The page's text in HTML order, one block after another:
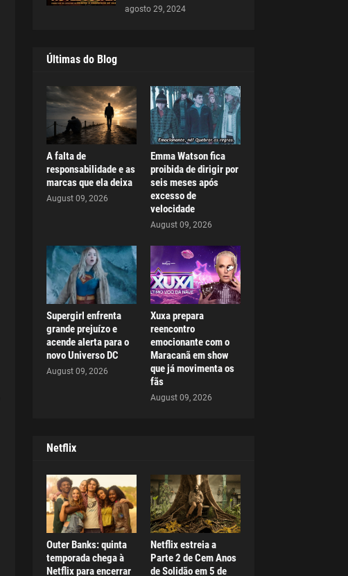
agosto 29, 2024
Últimas do Blog
A falta de
responsabilidade e as
marcas que ela deixa
August 09, 2026
Emma Watson fica
proibida de dirigir por
seis meses após
excesso de
velocidade
August 09, 2026
Supergirl enfrenta
grande prejuízo e
acende alerta para o
novo Universo DC
August 09, 2026
Xuxa prepara
reencontro
emocionante com o
Maracanã em show
que já movimenta os
fãs
August 09, 2026
Netflix
Outer Banks: quinta
temporada chega à
Netflix para encerrar
Netflix estreia a
Parte 2 de Cem Anos
de Solidão em 5 de